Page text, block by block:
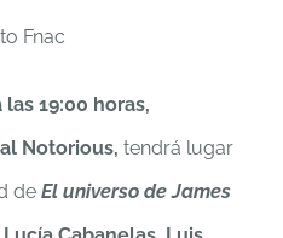
19:00 horas,
Notorious, tendrá lugar
de El universo de James